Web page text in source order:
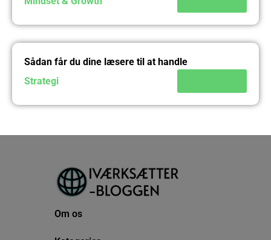
Sådan får du dine læsere til at handle
Strategi
Om os